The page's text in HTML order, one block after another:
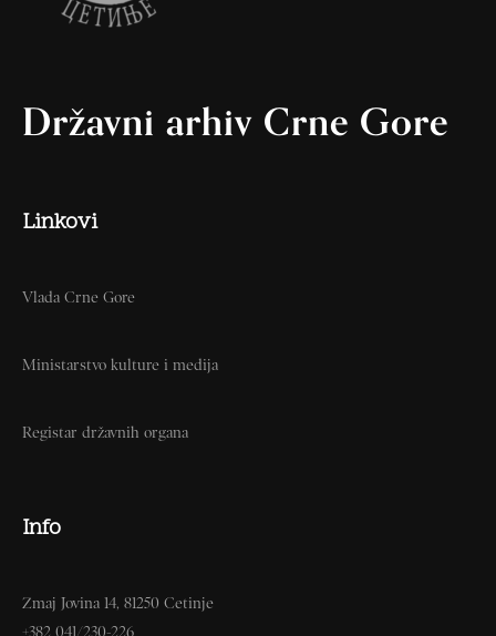
Državni arhiv Crne Gore
Linkovi
Vlada Crne Gore
Ministarstvo kulture i medija
Registar državnih organa
Info
Zmaj Jovina 14, 81250 Cetinje
+382 041/230-226